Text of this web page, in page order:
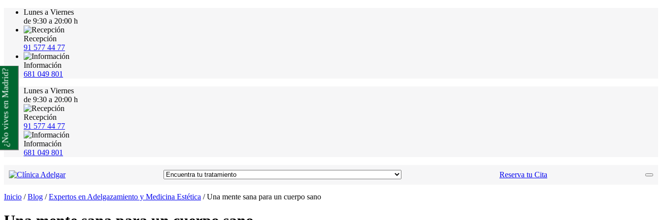
Lunes a Viernes
de 9:30 a 20:00 h
Recepción
91 577 44 77
Información
681 049 801
Lunes a Viernes
de 9:30 a 20:00 h
Recepción
91 577 44 77
Información
681 049 801
Reserva tu Cita
Inicio /Blog /Expertos en Adelgazamiento y Medicina Estética /Una mente sana para un cuerpo sano
¿No vives en Madrid?